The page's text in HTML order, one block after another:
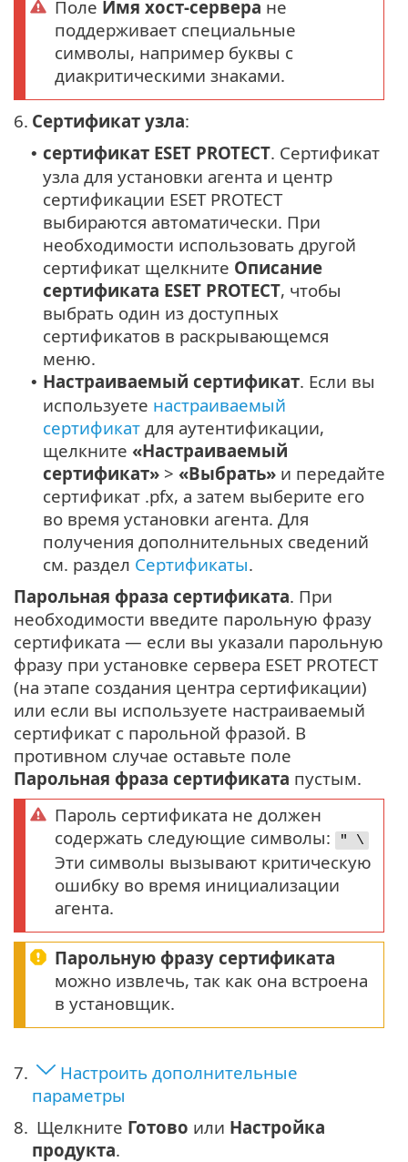
Поле Имя хост-сервера не
поддерживает специальные
символы, например буквы с
диакритическими знаками.
6. Сертификат узла:
• сертификат ESET PROTECT. Сертификат
узла для установки агента и центр
сертификации ESET PROTECT
выбираются автоматически. При
необходимости использовать другой
сертификат щелкните Описание
сертификата ESET PROTECT, чтобы
выбрать один из доступных
сертификатов в раскрывающемся
меню.
• Настраиваемый сертификат. Если вы
используете настраиваемый
сертификат для аутентификации,
щелкните «Настраиваемый
сертификат» > «Выбрать» и передайте
сертификат .pfx, а затем выберите его
во время установки агента. Для
получения дополнительных сведений
см. раздел Сертификаты.
Парольная фраза сертификата. При
необходимости введите парольную фразу
сертификата — если вы указали парольную
фразу при установке сервера ESET PROTECT
(на этапе создания центра сертификации)
или если вы используете настраиваемый
сертификат с парольной фразой. В
противном случае оставьте поле
Парольная фраза сертификата пустым.
Пароль сертификата не должен
содержать следующие символы:
" \
Эти символы вызывают критическую
ошибку во время инициализации
агента.
Парольную фразу сертификата
можно извлечь, так как она встроена
в установщик.
7.
Настроить дополнительные
параметры
8. Щелкните Готово или Настройка
продукта.